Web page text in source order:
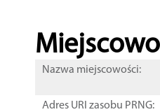
Nazwa miejscowości:
Adres URI zasobu PRNG: